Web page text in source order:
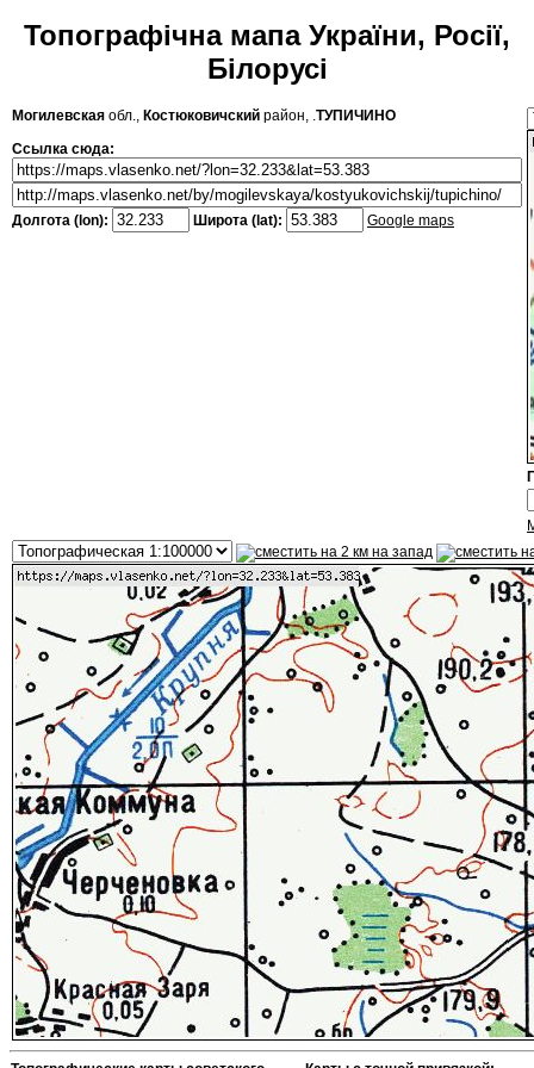
Топографічна мапа України, Росії,
Білорусі
Могилевская обл., Костюковичский район, .ТУПИЧИНО
Ссылка сюда:
Долгота (lon): Широта (lat): Google maps